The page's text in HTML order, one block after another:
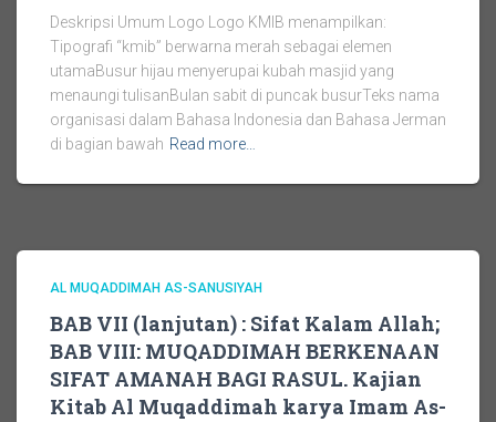
Deskripsi Umum Logo Logo KMIB menampilkan:
Tipografi “kmib” berwarna merah sebagai elemen
utamaBusur hijau menyerupai kubah masjid yang
menaungi tulisanBulan sabit di puncak busurTeks nama
organisasi dalam Bahasa Indonesia dan Bahasa Jerman
di bagian bawah Read more…
AL MUQADDIMAH AS-SANUSIYAH
BAB VII (lanjutan) : Sifat Kalam Allah;
BAB VIII: MUQADDIMAH BERKENAAN
SIFAT AMANAH BAGI RASUL. Kajian
Kitab Al Muqaddimah karya Imam As-